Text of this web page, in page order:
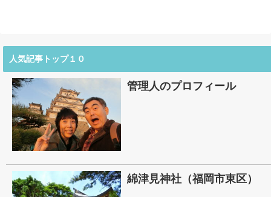
人気記事トップ１０
管理人のプロフィール
綿津見神社（福岡市東区）